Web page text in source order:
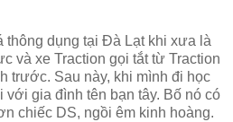
thông dụng tại Đà Lạt khi xưa là
và xe Traction gọi tắt từ Traction
trước. Sau này, khi mình đi học
gia đình tên bạn tây. Bố nó có
chiếc DS, ngồi êm kinh hoàng.